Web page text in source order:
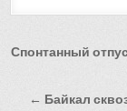
Спонтанный
← Байкал